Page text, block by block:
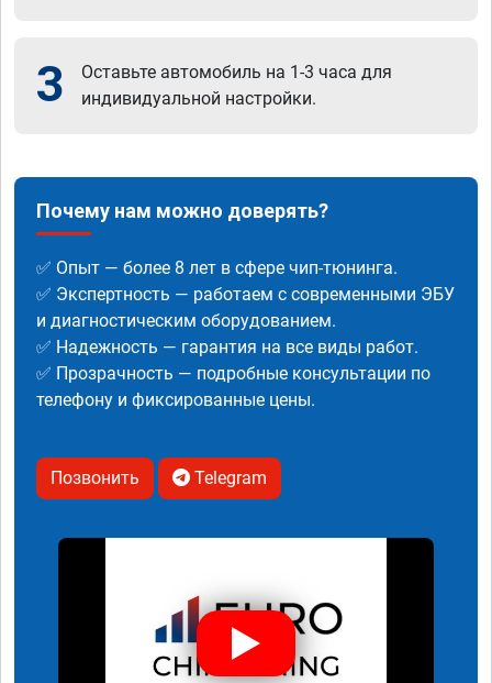
3
Оставьте автомобиль на 1-3 часа для
индивидуальной настройки.
Почему нам можно доверять?
✅ Опыт — более 8 лет в сфере чип-тюнинга.
✅ Экспертность — работаем с современными ЭБУ
и диагностическим оборудованием.
✅ Надежность — гарантия на все виды работ.
✅ Прозрачность — подробные консультации по
телефону и фиксированные цены.
Позвонить Telegram